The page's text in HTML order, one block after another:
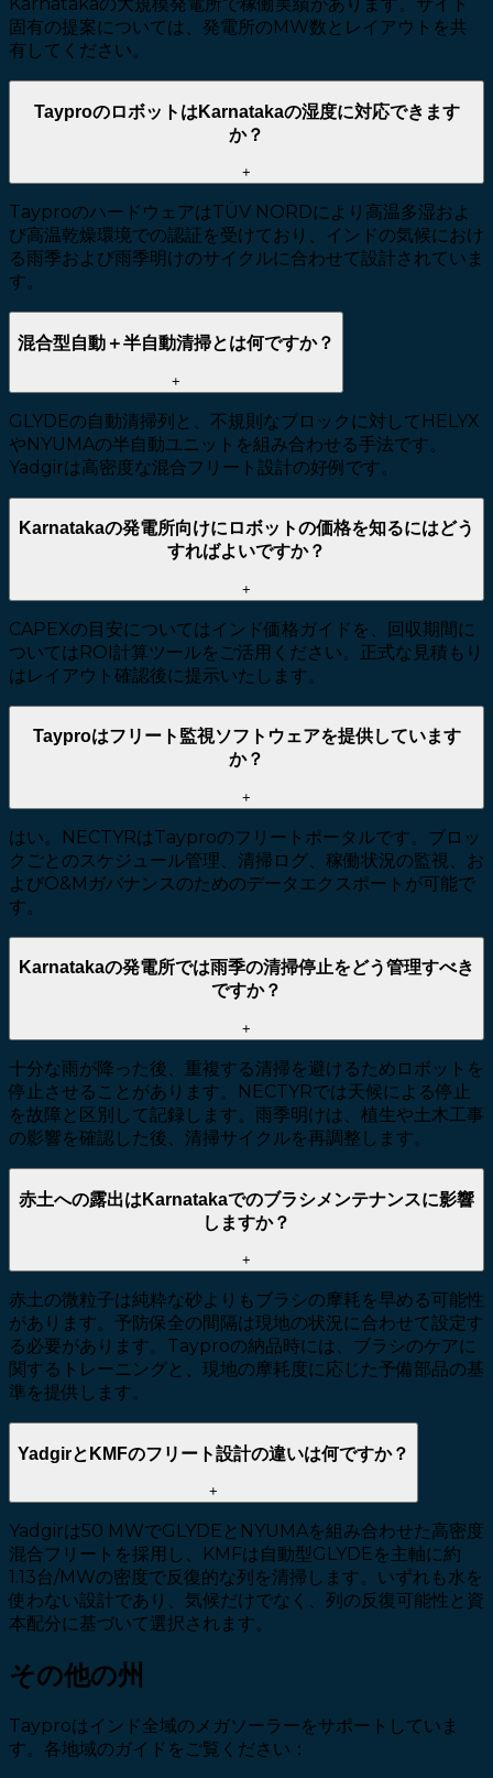
固有の提案については、発電所のMW数とレイアウトを共
有してください。
TayproのロボットはKarnatakaの湿度に対応できます
か？
+
TayproのハードウェアはTÜV NORDにより高温多湿およ
び高温乾燥環境での認証を受けており、インドの気候におけ
る雨季および雨季明けのサイクルに合わせて設計されていま
す。
混合型自動＋半自動清掃とは何ですか？
+
GLYDEの自動清掃列と、不規則なブロックに対してHELYX
やNYUMAの半自動ユニットを組み合わせる手法です。
Yadgirは高密度な混合フリート設計の好例です。
Karnatakaの発電所向けにロボットの価格を知るにはどう
すればよいですか？
+
CAPEXの目安についてはインド価格ガイドを、回収期間に
ついてはROI計算ツールをご活用ください。正式な見積もり
はレイアウト確認後に提示いたします。
Tayproはフリート監視ソフトウェアを提供しています
か？
+
はい。NECTYRはTayproのフリートポータルです。ブロッ
クごとのスケジュール管理、清掃ログ、稼働状況の監視、お
よびO&Mガバナンスのためのデータエクスポートが可能で
す。
Karnatakaの発電所では雨季の清掃停止をどう管理すべき
ですか？
+
十分な雨が降った後、重複する清掃を避けるためロボットを
停止させることがあります。NECTYRでは天候による停止
を故障と区別して記録します。雨季明けは、植生や土木工事
の影響を確認した後、清掃サイクルを再調整します。
赤土への露出はKarnatakaでのブラシメンテナンスに影響
しますか？
+
赤土の微粒子は純粋な砂よりもブラシの摩耗を早める可能性
があります。予防保全の間隔は現地の状況に合わせて設定す
る必要があります。Tayproの納品時には、ブラシのケアに
関するトレーニングと、現地の摩耗度に応じた予備部品の基
準を提供します。
YadgirとKMFのフリート設計の違いは何ですか？
+
Yadgirは50 MWでGLYDEとNYUMAを組み合わせた高密度
混合フリートを採用し、KMFは自動型GLYDEを主軸に約
1.13台/MWの密度で反復的な列を清掃します。いずれも水を
使わない設計であり、気候だけでなく、列の反復可能性と資
本配分に基づいて選択されます。
その他の州
Tayproはインド全域のメガソーラーをサポートしていま
す。各地域のガイドをご覧ください：